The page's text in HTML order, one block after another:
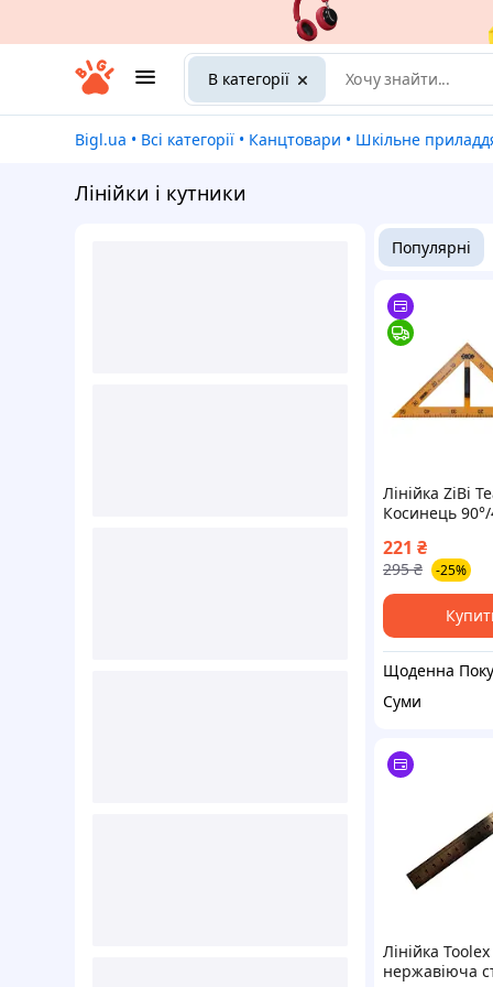
В категорії
Bigl.ua • Всі категорії • Канцтовари • Шкільне
Лінійки і кутники
Популярні
Лінійка ZiBi
Косинець 90°/
шкільної
жовтий
221 ₴
295 ₴ -25%
Суми
Лінійка
нержавіюча